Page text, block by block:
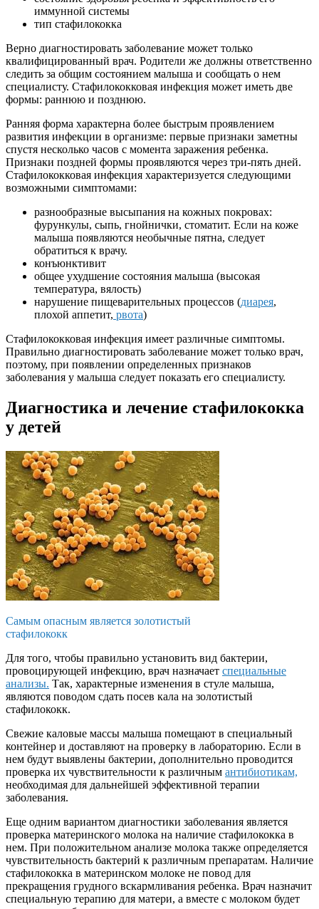
иммунной системы
тип стафилококка
Верно диагностировать заболевание может только
квалифицированный врач. Родители же должны ответственно
следить за общим состоянием малыша и сообщать о нем
специалисту. Стафилококковая инфекция может иметь две
формы: раннюю и позднюю.
Ранняя форма характерна более быстрым проявлением
развития инфекции в организме: первые признаки заметны
спустя несколько часов с момента заражения ребенка.
Признаки поздней формы проявляются через три-пять дней.
Стафилококковая инфекция характеризуется следующими
возможными симптомами:
разнообразные высыпания на кожных покровах:
фурункулы, сыпь, гнойнички, стоматит. Если на коже
малыша появляются необычные пятна, следует
обратиться к врачу.
конъюнктивит
общее ухудшение состояния малыша (высокая
температура, вялость)
нарушение пищеварительных процессов (диарея,
плохой аппетит, рвота)
Стафилококковая инфекция имеет различные симптомы.
Правильно диагностировать заболевание может только врач,
поэтому, при появлении определенных признаков
заболевания у малыша следует показать его специалисту.
Диагностика и лечение стафилококка
у детей
Самым опасным является золотистый
стафилококк
Для того, чтобы правильно установить вид бактерии,
провоцирующей инфекцию, врач назначает специальные
анализы. Так, характерные изменения в стуле малыша,
являются поводом сдать посев кала на золотистый
стафилококк.
Свежие каловые массы малыша помещают в специальный
контейнер и доставляют на проверку в лабораторию. Если в
нем будут выявлены бактерии, дополнительно проводится
проверка их чувствительности к различным антибиотикам,
необходимая для дальнейшей эффективной терапии
заболевания.
Еще одним вариантом диагностики заболевания является
проверка материнского молока на наличие стафилококка в
нем. При положительном анализе молока также определяется
чувствительность бактерий к различным препаратам. Наличие
стафилококка в материнском молоке не повод для
прекращения грудного вскармливания ребенка. Врач назначит
специальную терапию для матери, а вместе с молоком будет